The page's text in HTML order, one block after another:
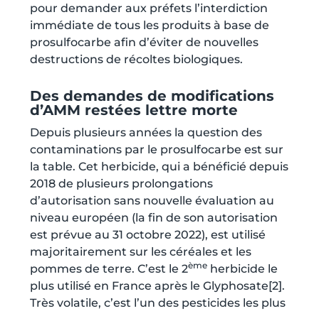
pour demander aux préfets l’interdiction
immédiate de tous les produits à base de
prosulfocarbe afin d’éviter de nouvelles
destructions de récoltes biologiques.
Des demandes de modifications
d’AMM restées lettre morte
Depuis plusieurs années la question des
contaminations par le prosulfocarbe est sur
la table. Cet herbicide, qui a bénéficié depuis
2018 de plusieurs prolongations
d’autorisation sans nouvelle évaluation au
niveau européen (la fin de son autorisation
est prévue au 31 octobre 2022), est utilisé
majoritairement sur les céréales et les
pommes de terre. C’est le 2ème herbicide le
plus utilisé en France après le Glyphosate[2].
Très volatile, c’est l’un des pesticides les plus